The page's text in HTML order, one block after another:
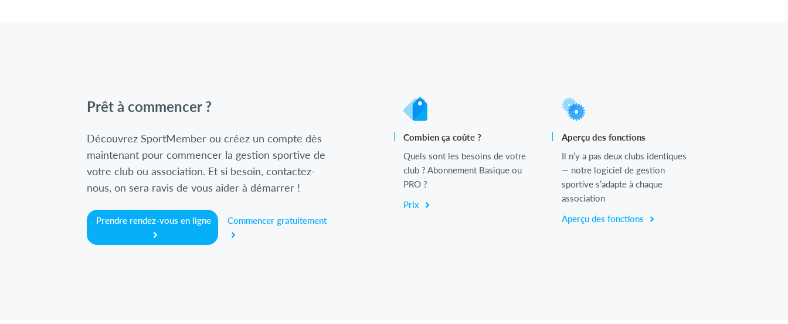
Prêt à commencer ?
Découvrez SportMember ou créez un compte dès
maintenant pour commencer la gestion sportive de
votre club ou association. Et si besoin, contactez-
nous, on sera ravis de vous aider à démarrer !
Prendre rendez-vous en ligne Commencer gratuitement
Combien ça coûte ?
Quels sont les besoins de votre
club ? Abonnement Basique ou
PRO ?
Prix
Aperçu des fonctions
Il n’y a pas deux clubs identiques
— notre logiciel de gestion
sportive s’adapte à chaque
association
Aperçu des fonctions